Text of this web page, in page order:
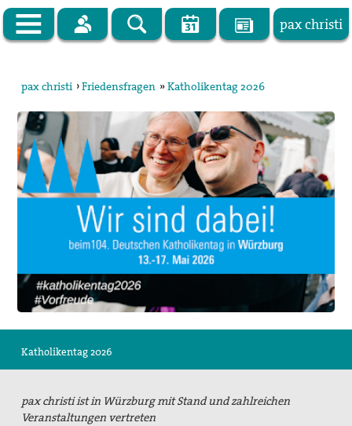
pax christi
Vor Ort
Themen
Kampagnen
Publikationen
Kontakt
Impressum
Suche
pax christi ›Friedensfragen »Katholikentag 2026
Katholikentag 2026
pax christi ist in Würzburg mit Stand und zahlreichen
Veranstaltungen vertreten